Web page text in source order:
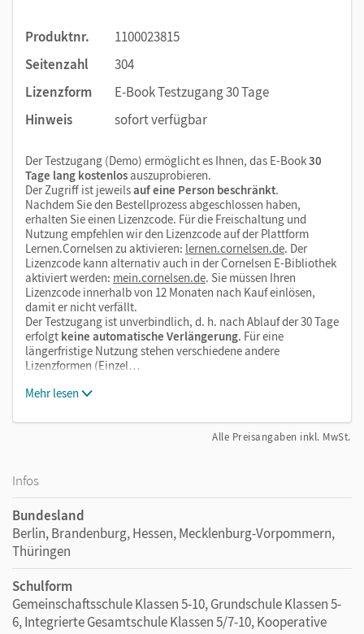
Produktnr.
1100023815
Seitenzahl
304
Lizenzform
E-Book Testzugang 30 Tage
Hinweis
sofort verfügbar
Der Testzugang (Demo) ermöglicht es Ihnen, das E-Book30
Tage lang kostenlosauszuprobieren.
Der Zugriff ist jeweilsauf eine Person beschränkt.
Nachdem Sie den Bestellprozess abgeschlossen haben,
erhalten Sie einen Lizenzcode. Für die Freischaltung und
Nutzung empfehlen wir den Lizenzcode auf der Plattform
Lernen.Cornelsen zu aktivieren: lernen.cornelsen.de. Der
Lizenzcode kann alternativ auch in der Cornelsen E-Bibliothek
aktiviert werden: mein.cornelsen.de. Sie müssen Ihren
Lizenzcode innerhalb von 12 Monaten nach Kauf einlösen,
damit er nicht verfällt.
Der Testzugang ist unverbindlich, d. h. nach Ablauf der 30 Tage
erfolgt keine automatische Verlängerung. Für eine
längerfristige Nutzung stehen verschiedene andere
Lizenzformen (Einzel…
Mehr lesen
Alle Preisangaben inkl. MwSt.
Infos
Bundesland
Berlin, Brandenburg, Hessen, Mecklenburg-Vorpommern,
Thüringen
Schulform
Gemeinschaftsschule Klassen 5-10, Grundschule Klassen 5-
6, Integrierte Gesamtschule Klassen 5/7-10, Kooperative